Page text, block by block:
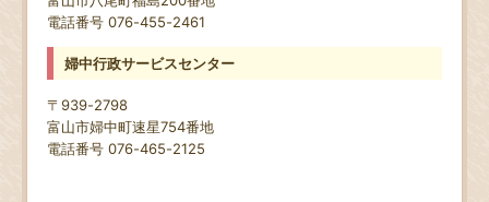
電話番号 076-455-2461
婦中行政サービスセンター
〒939-2798
富山市婦中町速星754番地
電話番号 076-465-2125